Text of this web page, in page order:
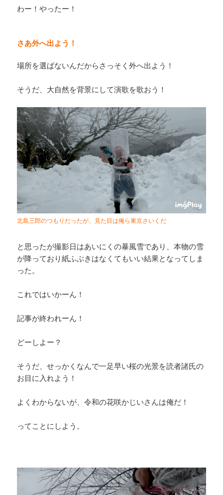
わー！やったー！
さあ外へ出よう！
場所を選ばないんだからさっそく外へ出よう！
そうだ、大自然を背景にして演歌を歌おう！
北島三郎のつもりだったが、見た目は俺ら東京さいくだ
と思ったが撮影日はあいにくの暴風雪であり、本物の雪
が降っており紙ふぶきはなくてもいい結果となってしま
った。
これではいかーん！
記事が終われーん！
どーしよー？
そうだ、せっかくなんで一足早い桜の光景を読者諸氏の
お目に入れよう！
よくわからないが、令和の花咲かじいさんは俺だ！
ってことにしよう。